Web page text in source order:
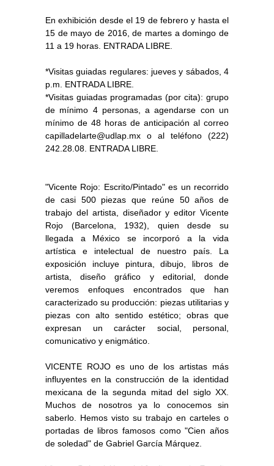
En exhibición desde el 19 de febrero y hasta el
15 de mayo de 2016, de martes a domingo de
11 a 19 horas. ENTRADA LIBRE.
*Visitas guiadas regulares: jueves y sábados, 4
p.m. ENTRADA LIBRE.
*Visitas guiadas programadas (por cita): grupo
de mínimo 4 personas, a agendarse con un
mínimo de 48 horas de anticipación al correo
capilladelarte@udlap.mx o al teléfono (222)
242.28.08. ENTRADA LIBRE.
"Vicente Rojo: Escrito/Pintado" es un recorrido
de casi 500 piezas que reúne 50 años de
trabajo del artista, diseñador y editor Vicente
Rojo (Barcelona, 1932), quien desde su
llegada a México se incorporó a la vida
artística e intelectual de nuestro país. La
exposición incluye pintura, dibujo, libros de
artista, diseño gráfico y editorial, donde
veremos enfoques encontrados que han
caracterizado su producción: piezas utilitarias y
piezas con alto sentido estético; obras que
expresan un carácter social, personal,
comunicativo y enigmático.
VICENTE ROJO es uno de los artistas más
influyentes en la construcción de la identidad
mexicana de la segunda mitad del siglo XX.
Muchos de nosotros ya lo conocemos sin
saberlo. Hemos visto su trabajo en carteles o
portadas de libros famosos como "Cien años
de soledad" de Gabriel García Márquez.